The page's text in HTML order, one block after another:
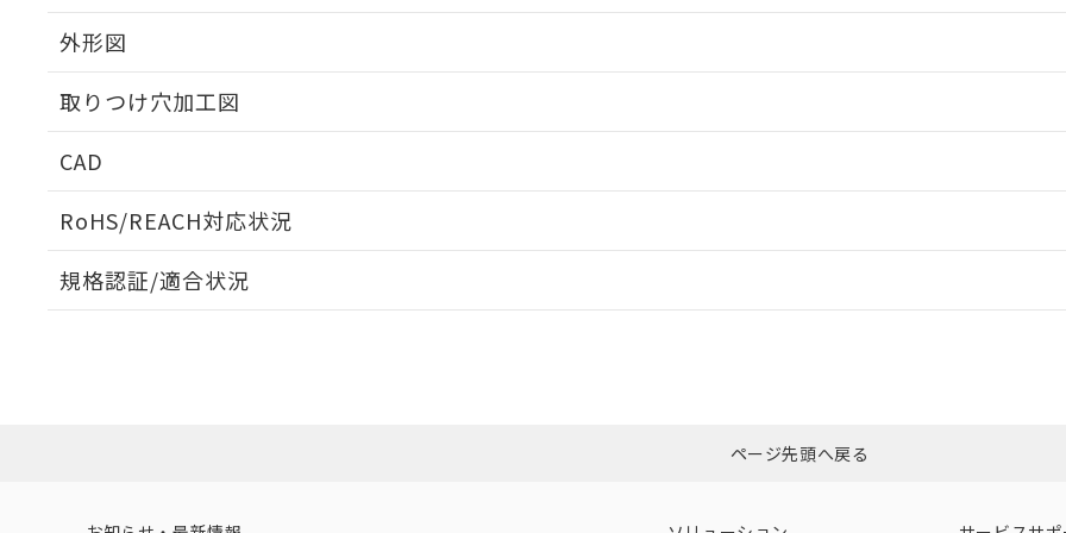
外形図
取りつけ穴加工図
CAD
RoHS/REACH対応状況
EU RoHS 注意事項・凡例
ダウンロードはこちら
規格認証/適合状況
ページ先頭へ戻る